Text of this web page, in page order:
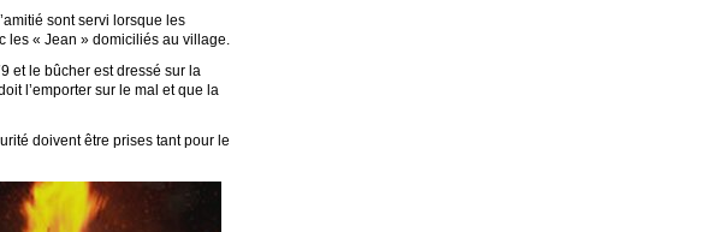
sont servi lorsque les
les « Jean » domiciliés au village.
et le bûcher est dressé sur la
l’emporter sur le mal et que la
doivent être prises tant pour le